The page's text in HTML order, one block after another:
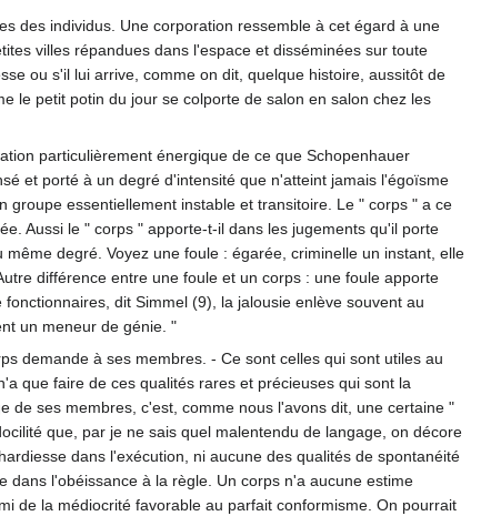
des individus. Une corporation ressemble à cet égard à une
villes répandues dans l'espace et disséminées sur toute
ou s'il lui arrive, comme on dit, quelque histoire, aussitôt de
le petit potin du jour se colporte de salon en salon chez les
particulièrement énergique de ce que Schopenhauer
et porté à un degré d'intensité que n'atteint jamais l'égoïsme
groupe essentiellement instable et transitoire. Le " corps " a ce
Aussi le " corps " apporte-t-il dans les jugements qu'il porte
degré. Voyez une foule : égarée, criminelle un instant, elle
différence entre une foule et un corps : une foule apporte
dit Simmel (9), la jalousie enlève souvent au
un meneur de génie. "
demande à ses membres. - Ce sont celles qui sont utiles au
que faire de ces qualités rares et précieuses qui sont la
de ses membres, c'est, comme nous l'avons dit, une certaine "
que, par je ne sais quel malentendu de langage, on décore
dans l'exécution, ni aucune des qualités de spontanéité
dans l'obéissance à la règle. Un corps n'a aucune estime
de la médiocrité favorable au parfait conformisme. On pourrait